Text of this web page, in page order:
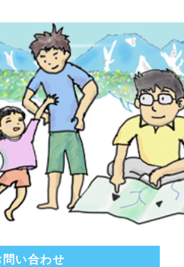
問い合わせ